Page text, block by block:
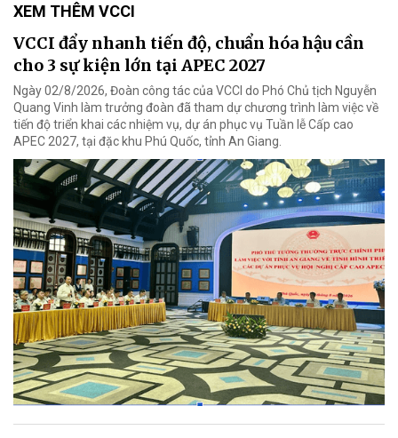
XEM THÊM VCCI
VCCI đẩy nhanh tiến độ, chuẩn hóa hậu cần
cho 3 sự kiện lớn tại APEC 2027
Ngày 02/8/2026, Đoàn công tác của VCCI do Phó Chủ tịch Nguyễn
Quang Vinh làm trưởng đoàn đã tham dự chương trình làm việc về
tiến độ triển khai các nhiệm vụ, dự án phục vụ Tuần lễ Cấp cao
APEC 2027, tại đặc khu Phú Quốc, tỉnh An Giang.